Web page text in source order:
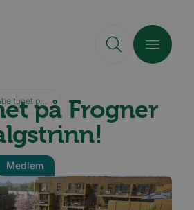
Fabeltunet på Frogner – nytt salgstrinn!
på Frogner
Medlem